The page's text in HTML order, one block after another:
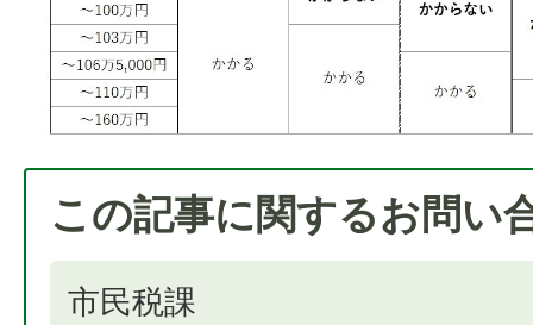
この記事に関するお問い
市民税課